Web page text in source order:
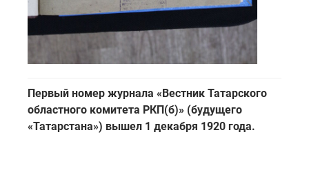
Первый номер журнала «Вестник Татарского
областного комитета РКП(б)» (будущего
«Татарстана») вышел 1 декабря 1920 года.